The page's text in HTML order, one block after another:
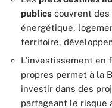
publics couvrent des
énergétique,
territoire,
L’investissement en
propres permet à la
investir dans des
partageant le risque